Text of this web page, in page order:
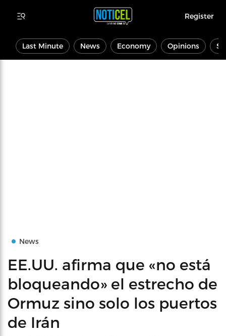
Register
Last Minute News Economy Opinions
News
EE.UU. afirma que «no está
bloqueando» el estrecho de
Ormuz sino solo los puertos
de Irán